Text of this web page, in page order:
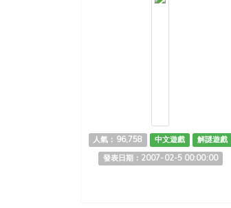
人氣：96,758 中文遊戲
解謎遊戲
發表日期：2007-02-5 00:00:00